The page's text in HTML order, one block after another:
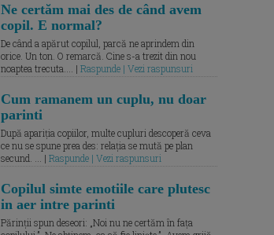
Ne certăm mai des de când avem
copil. E normal?
De când a apărut copilul, parcă ne aprindem din
orice. Un ton. O remarcă. Cine s-a trezit din nou
noaptea trecuta.... | Raspunde | Vezi raspunsuri
Cum ramanem un cuplu, nu doar
parinti
După apariția copiilor, multe cupluri descoperă ceva
ce nu se spune prea des: relația se mută pe plan
secund. ... | Raspunde | Vezi raspunsuri
Copilul simte emotiile care plutesc
in aer intre parinti
Părinții spun deseori: „Noi nu ne certăm în fața